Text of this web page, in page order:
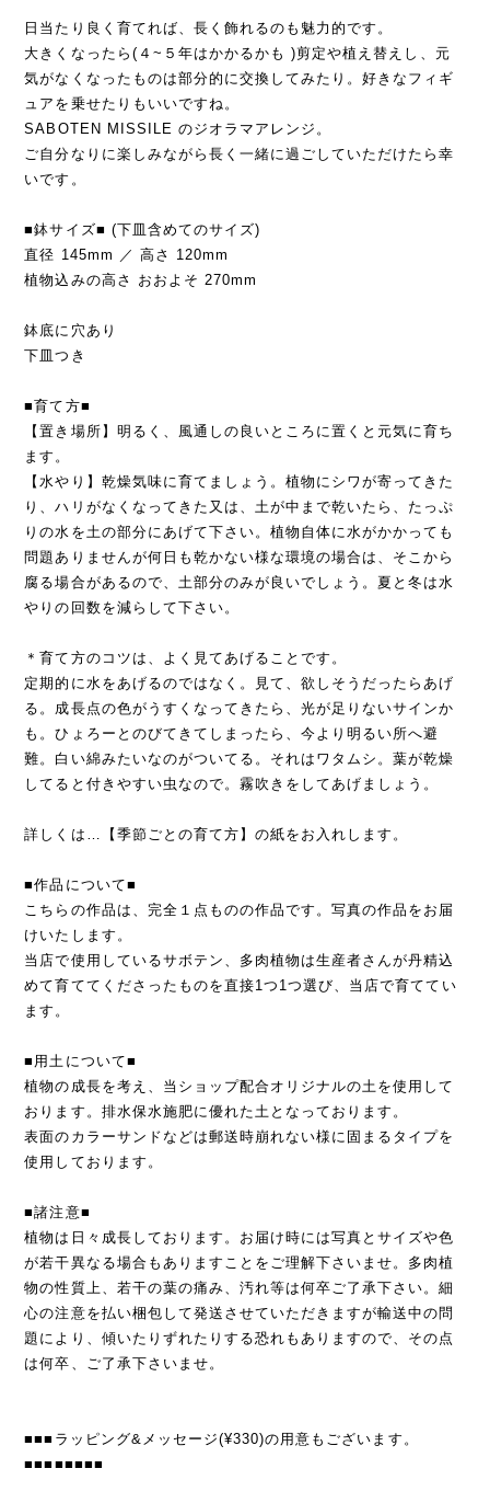
日当たり良く育てれば、長く飾れるのも魅力的です。
大きくなったら(４~５年はかかるかも )剪定や植え替えし、元
気がなくなったものは部分的に交換してみたり。好きなフィギ
ュアを乗せたりもいいですね。
SABOTEN MISSILE のジオラマアレンジ。
ご自分なりに楽しみながら長く一緒に過ごしていただけたら幸
いです。
■鉢サイズ■ (下皿含めてのサイズ)
直径 145mm ／ 高さ 120mm
植物込みの高さ おおよそ 270mm
鉢底に穴あり
下皿つき
■育て方■
【置き場所】明るく、風通しの良いところに置くと元気に育ち
ます。
【水やり】乾燥気味に育てましょう。植物にシワが寄ってきた
り、ハリがなくなってきた又は、土が中まで乾いたら、たっぷ
りの水を土の部分にあげて下さい。植物自体に水がかかっても
問題ありませんが何日も乾かない様な環境の場合は、そこから
腐る場合があるので、土部分のみが良いでしょう。夏と冬は水
やりの回数を減らして下さい。
＊育て方のコツは、よく見てあげることです。
定期的に水をあげるのではなく。見て、欲しそうだったらあげ
る。成長点の色がうすくなってきたら、光が足りないサインか
も。ひょろーとのびてきてしまったら、今より明るい所へ避
難。白い綿みたいなのがついてる。それはワタムシ。葉が乾燥
してると付きやすい虫なので。霧吹きをしてあげましょう。
詳しくは…【季節ごとの育て方】の紙をお入れします。
■作品について■
こちらの作品は、完全１点ものの作品です。写真の作品をお届
けいたします。
当店で使用しているサボテン、多肉植物は生産者さんが丹精込
めて育ててくださったものを直接1つ1つ選び、当店で育ててい
ます。
■用土について■
植物の成長を考え、当ショップ配合オリジナルの土を使用して
おります。排水保水施肥に優れた土となっております。
表面のカラーサンドなどは郵送時崩れない様に固まるタイプを
使用しております。
■諸注意■
植物は日々成長しております。お届け時には写真とサイズや色
が若干異なる場合もありますことをご理解下さいませ。多肉植
物の性質上、若干の葉の痛み、汚れ等は何卒ご了承下さい。細
心の注意を払い梱包して発送させていただきますが輸送中の問
題により、傾いたりずれたりする恐れもありますので、その点
は何卒、ご了承下さいませ。
■■■ラッピング&メッセージ(¥330)の用意もございます。
■■■■■■■■